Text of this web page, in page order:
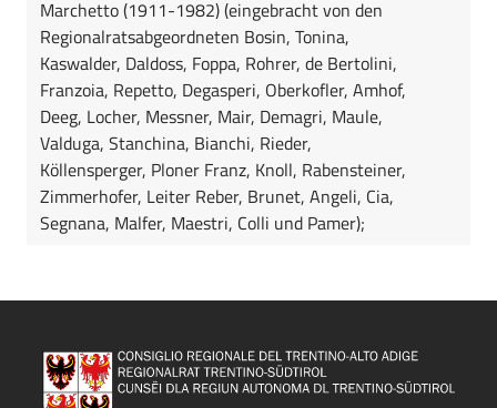
Marchetto (1911-1982) (eingebracht von den
Regionalratsabgeordneten Bosin, Tonina,
Kaswalder, Daldoss, Foppa, Rohrer, de Bertolini,
Franzoia, Repetto, Degasperi, Oberkofler, Amhof,
Deeg, Locher, Messner, Mair, Demagri, Maule,
Valduga, Stanchina, Bianchi, Rieder,
Köllensperger, Ploner Franz, Knoll, Rabensteiner,
Zimmerhofer, Leiter Reber, Brunet, Angeli, Cia,
Segnana, Malfer, Maestri, Colli und Pamer);